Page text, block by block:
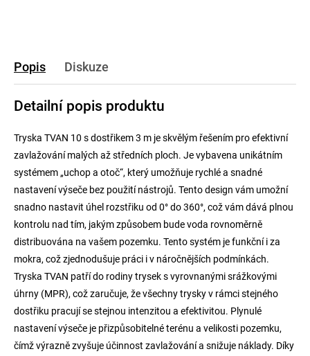
Popis Diskuze
Detailní popis produktu
Tryska TVAN 10 s dostřikem 3 m je skvělým řešením pro efektivní
zavlažování malých až středních ploch. Je vybavena unikátním
systémem „uchop a otoč“, který umožňuje rychlé a snadné
nastavení výseče bez použití nástrojů. Tento design vám umožní
snadno nastavit úhel rozstřiku od 0° do 360°, což vám dává plnou
kontrolu nad tím, jakým způsobem bude voda rovnoměrně
distribuována na vašem pozemku. Tento systém je funkční i za
mokra, což zjednodušuje práci i v náročnějších podmínkách.
Tryska TVAN patří do rodiny trysek s vyrovnanými srážkovými
úhrny (MPR), což zaručuje, že všechny trysky v rámci stejného
dostřiku pracují se stejnou intenzitou a efektivitou. Plynulé
nastavení výseče je přizpůsobitelné terénu a velikosti pozemku,
čímž výrazně zvyšuje účinnost zavlažování a snižuje náklady. Díky